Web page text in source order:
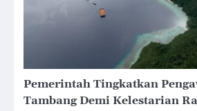
Pemerintah Tingkatkan
Tambang Demi Kelestarian